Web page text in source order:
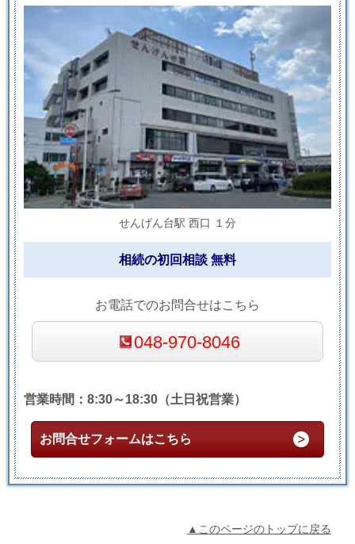
せんげん台駅 西口 １分
相続の初回相談 無料
お電話でのお問合せはこちら
048-970-8046
営業時間：8:30～18:30（土日祝営業）
お問合せフォームはこちら
▲このページのトップに戻る